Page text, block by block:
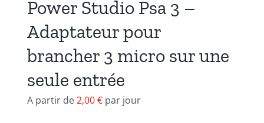
Power Studio Psa 3 –
Adaptateur pour
brancher 3 micro sur une
seule entrée
A partir de2,00€ par jour